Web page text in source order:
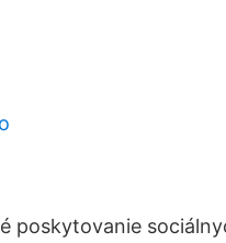
poskytovanie